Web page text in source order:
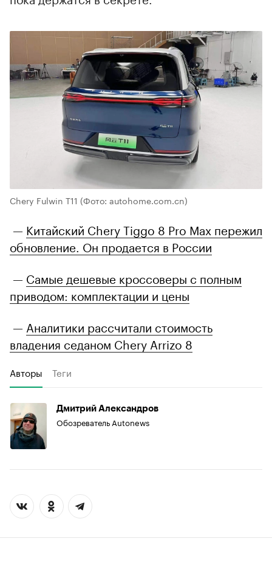
Chery Fulwin T11 (Фото: autohome.com.cn)
— Китайский Chery Tiggo 8 Pro Max пережил
обновление. Он продается в России
— Самые дешевые кроссоверы с полным
приводом: комплектации и цены
— Аналитики рассчитали стоимость
владения седаном Chery Arrizo 8
Авторы Теги
Дмитрий Александров
Обозреватель Autonews